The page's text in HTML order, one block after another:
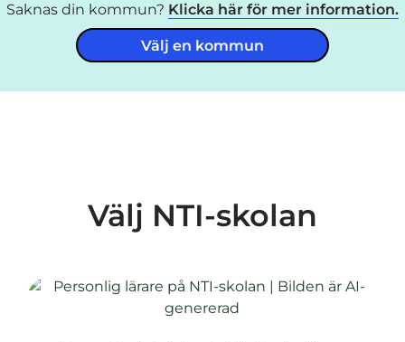
Saknas din kommun? Klicka här för mer information.
Välj en kommun
Välj NTI-skolan